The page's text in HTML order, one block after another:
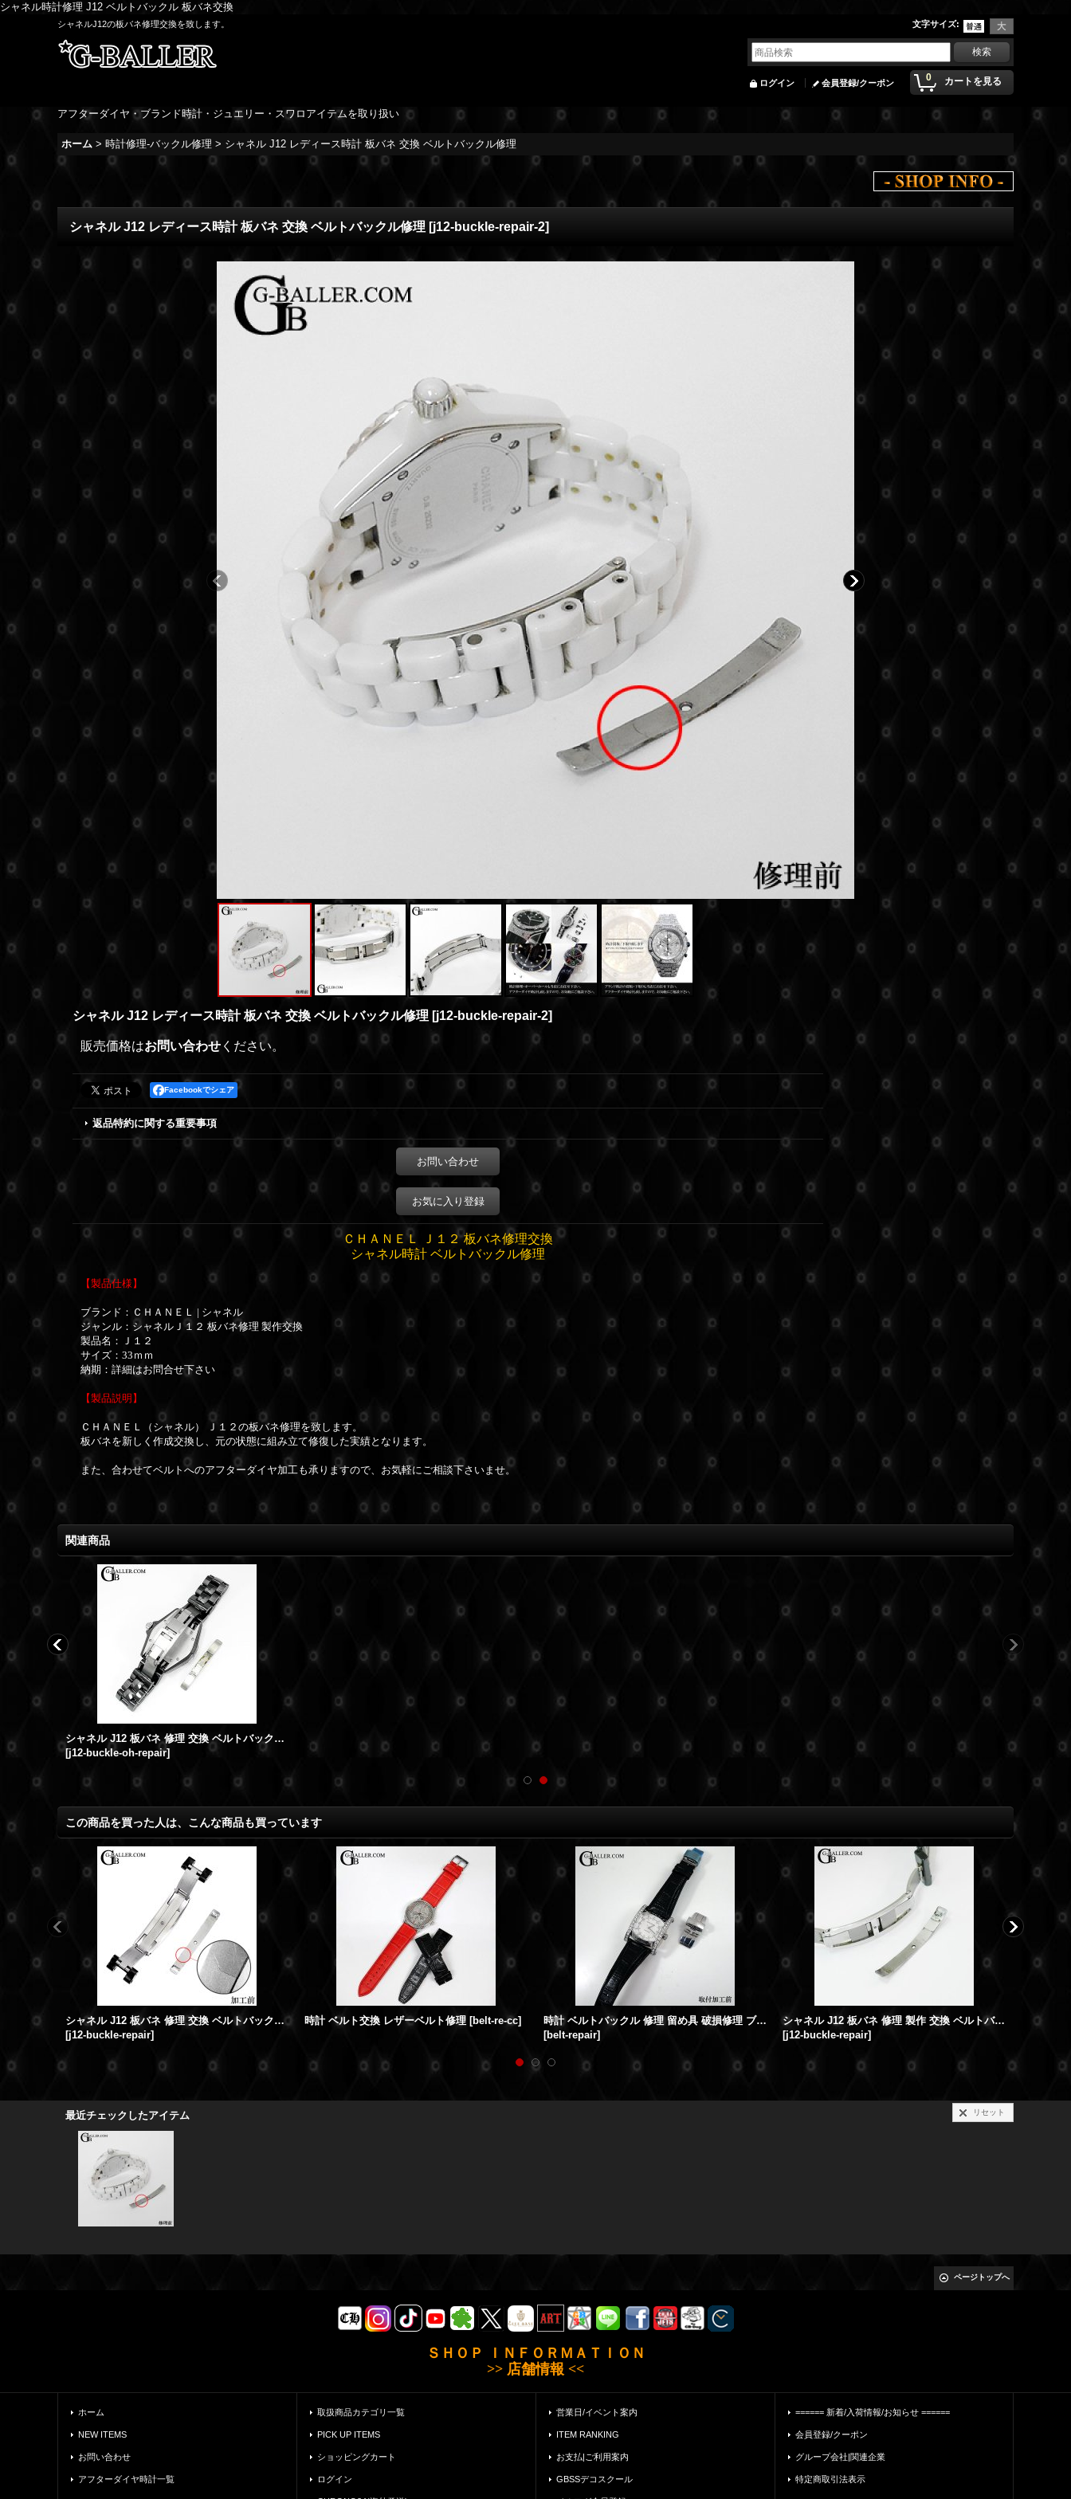
シャネル時計修理 J12 ベルトバックル 板バネ交換
シャネルJ12の板バネ修理交換を致します。 文字サイズ:
0 カートを見る
ログイン 会員登録/クーポン
アフターダイヤ・ブランド時計・ジュエリー・スワロアイテムを取り扱い
ホーム > 時計修理-バックル修理 > シャネル J12 レディース時計 板バネ 交換 ベルトバックル修理
シャネル J12 レディース時計 板バネ 交換 ベルトバックル修理 [j12-buckle-repair-2]
シャネル J12 レディース時計 板バネ 交換 ベルトバックル修理 [j12-buckle-repair-2]
販売価格はお問い合わせ ください。
Facebookでシェア
返品特約に関する重要事項
お問い合わせ
お気に入り登録
ＣＨＡＮＥＬ Ｊ１２ 板バネ修理交換
シャネル時計 ベルトバックル修理
【製品仕様】
ブランド：ＣＨＡＮＥＬ | シャネル
ジャンル：シャネルＪ１２ 板バネ修理 製作交換
製品名：Ｊ１２
サイズ：33ｍｍ
納期：詳細はお問合せ下さい
【製品説明】
ＣＨＡＮＥＬ（シャネル） Ｊ１２の板バネ修理を致します。
板バネを新しく作成交換し、元の状態に組み立て修復した実績となります。
また、合わせてベルトへのアフターダイヤ加工も承りますので、お気軽にご相談下さいませ。
関連商品
シャネル J12 板バネ 修理 交換 ベルトバックル修理 オーバーホール
[j12-buckle-oh-repair]
この商品を買った人は、こんな商品も買っています
シャネル J12 板バネ 修理 交換 ベルトバックル修理
[j12-buckle-repair]
時計 ベルト交換 レザーベルト修理 [belt-re-cc]
時計 ベルトバックル 修理 留め具 破損修理 ブルガリ アショーマ 編
[belt-repair]
シャネル J12 板バネ 修理 製作 交換 ベルトバックル修理
[j12-buckle-repair]
最近チェックしたアイテム リセット
ページトップへ
ＳＨＯＰ ＩＮＦＯＲＭＡＴＩＯＮ
>> 店舗情報 <<
ホーム
NEW ITEMS
お問い合わせ
アフターダイヤ時計一覧
取扱商品カテゴリ一覧
PICK UP ITEMS
ショッピングカート
ログイン
営業日/イベント案内
ITEM RANKING
お支払|ご利用案内
GBSSデコスクール
====== 新着/入荷情報/お知らせ ======
会員登録/クーポン
グループ会社|関連企業
特定商取引法表示